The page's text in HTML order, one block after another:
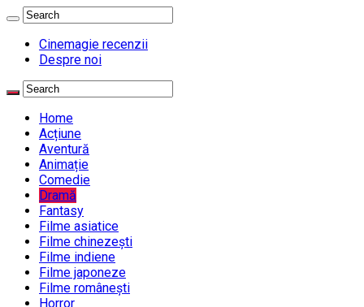
Cinemagie recenzii
Despre noi
Home
Acțiune
Aventură
Animație
Comedie
Dramă
Fantasy
Filme asiatice
Filme chinezești
Filme indiene
Filme japoneze
Filme românești
Horror